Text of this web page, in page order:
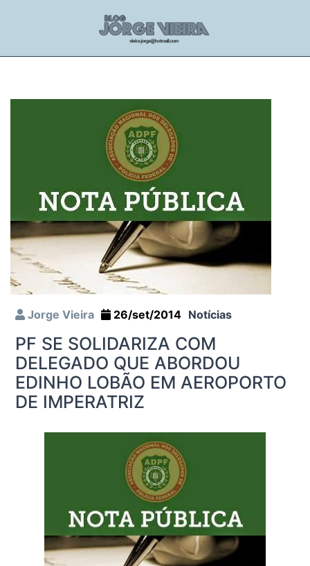
Jorge Vieira 26/set/2014 Notícias
PF SE SOLIDARIZA COM
DELEGADO QUE ABORDOU
EDINHO LOBÃO EM AEROPORTO
DE IMPERATRIZ